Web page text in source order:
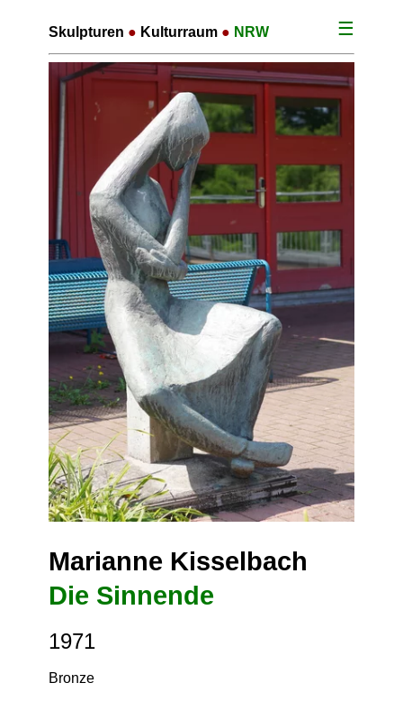
Skulpturen ● Kulturraum ● NRW ☰
Marianne Kisselbach
Die Sinnende
1971
Bronze